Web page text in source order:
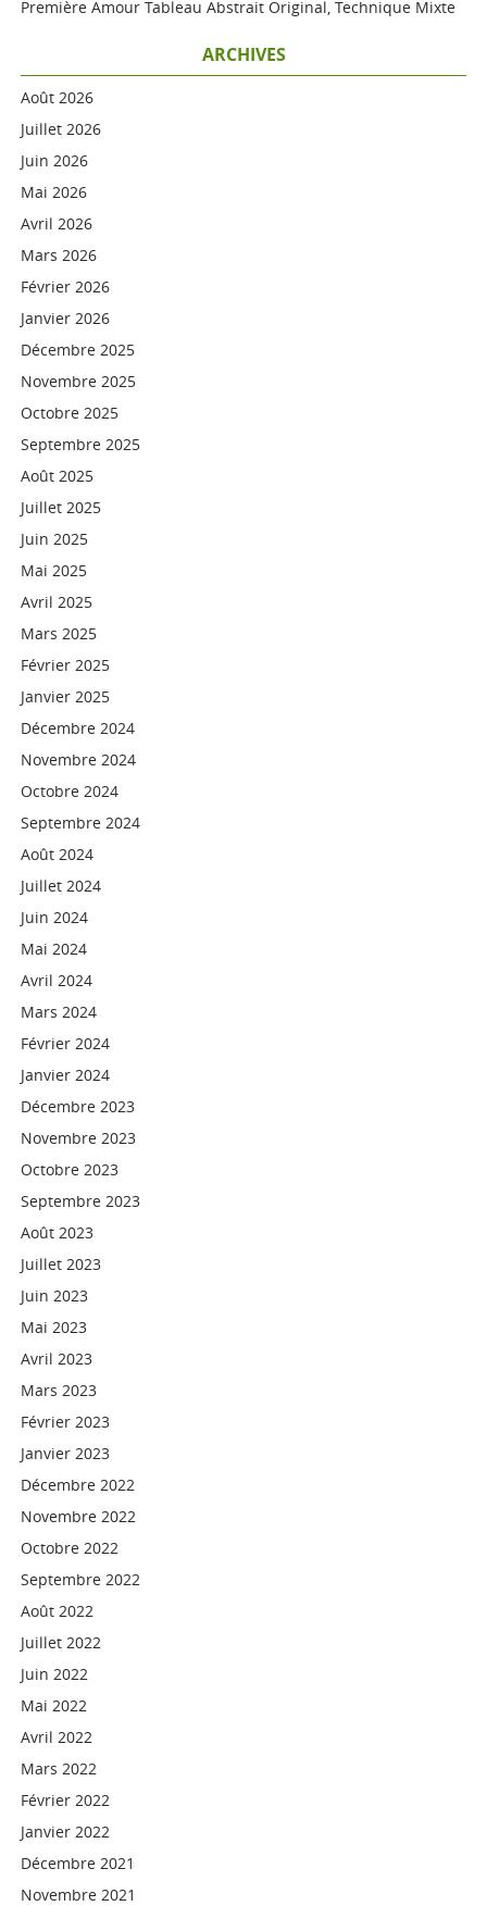
Première Amour Tableau Abstrait Original, Technique Mixte
ARCHIVES
Août 2026
Juillet 2026
Juin 2026
Mai 2026
Avril 2026
Mars 2026
Février 2026
Janvier 2026
Décembre 2025
Novembre 2025
Octobre 2025
Septembre 2025
Août 2025
Juillet 2025
Juin 2025
Mai 2025
Avril 2025
Mars 2025
Février 2025
Janvier 2025
Décembre 2024
Novembre 2024
Octobre 2024
Septembre 2024
Août 2024
Juillet 2024
Juin 2024
Mai 2024
Avril 2024
Mars 2024
Février 2024
Janvier 2024
Décembre 2023
Novembre 2023
Octobre 2023
Septembre 2023
Août 2023
Juillet 2023
Juin 2023
Mai 2023
Avril 2023
Mars 2023
Février 2023
Janvier 2023
Décembre 2022
Novembre 2022
Octobre 2022
Septembre 2022
Août 2022
Juillet 2022
Juin 2022
Mai 2022
Avril 2022
Mars 2022
Février 2022
Janvier 2022
Décembre 2021
Novembre 2021